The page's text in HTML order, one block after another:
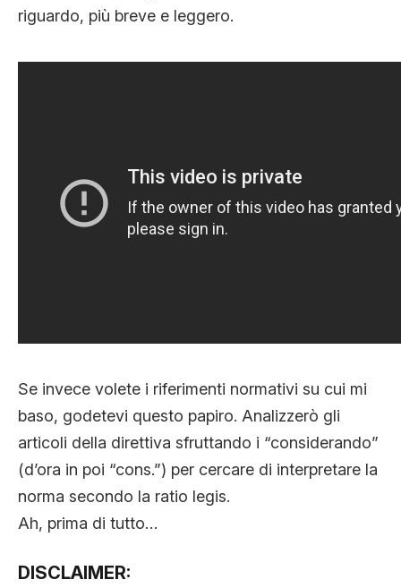
riguardo, più breve e leggero.
Se invece volete i riferimenti normativi su cui mi
baso, godetevi questo papiro. Analizzerò gli
articoli della direttiva sfruttando i “considerando”
(d’ora in poi “cons.”) per cercare di interpretare la
norma secondo la ratio legis.
Ah, prima di tutto…
DISCLAIMER: